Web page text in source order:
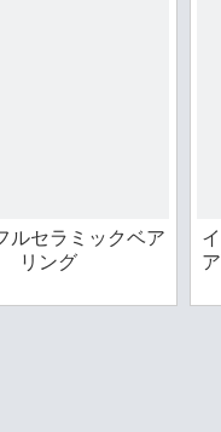
ルセラミックベア
リング